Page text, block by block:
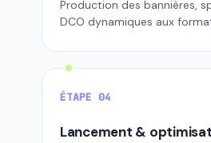
Production des bannières,
DCO dynamiques aux
ÉTAPE 04
Lancement &